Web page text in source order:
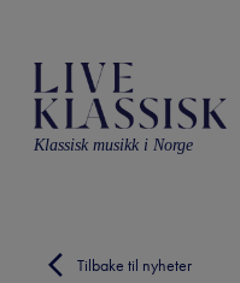
Klassisk musikk i Norge
Tilbake til nyheter